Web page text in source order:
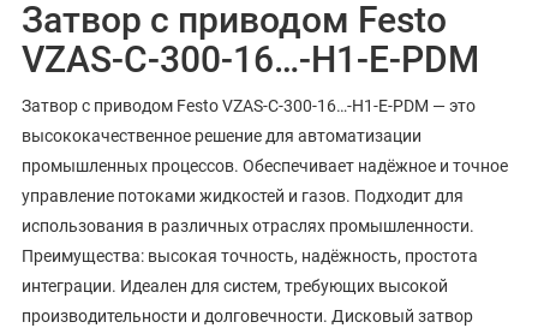
Затвор с приводом Festo
VZAS-C-300-16…-H1-E-PDM
Затвор с приводом Festo VZAS-C-300-16…-H1-E-PDM — это
высококачественное решение для автоматизации
промышленных процессов. Обеспечивает надёжное и точное
управление потоками жидкостей и газов. Подходит для
использования в различных отраслях промышленности.
Преимущества: высокая точность, надёжность, простота
интеграции. Идеален для систем, требующих высокой
производительности и долговечности. Дисковый затвор